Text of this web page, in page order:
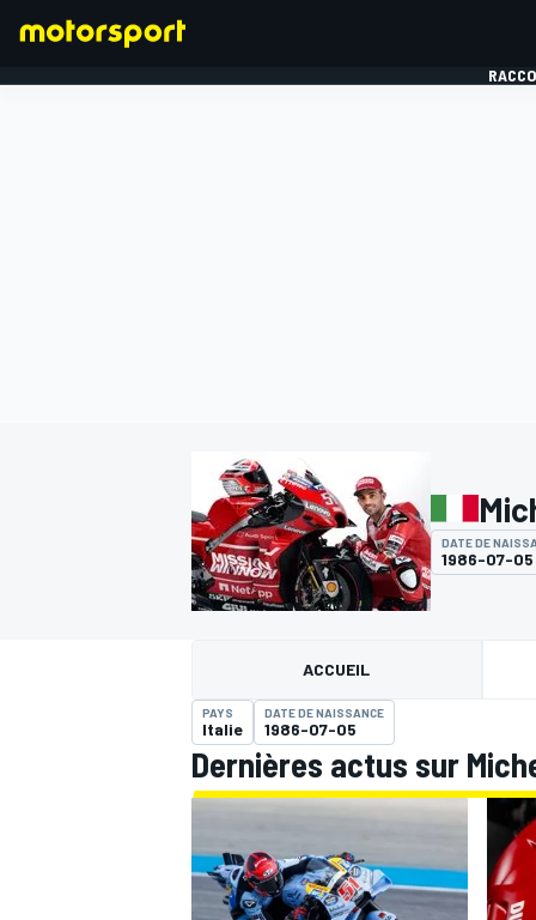
MOTOGP
DATE DE
1986-07-05
ACCUEIL
PAYS
Italie
DATE DE NAISSANCE
1986-07-05
Dernières actus sur